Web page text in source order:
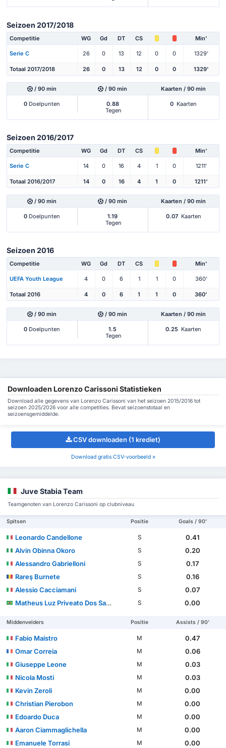
Seizoen 2017/2018
Competitie WG Gd DT CS Min'
Serie C 26 0 13 12 0 0 1329'
Totaal 2017/2018 26 0 13 12 0 0 1329'
/ 90 min / 90 min Kaarten / 90 min
0 Doelpunten
0.88
Tegen
0 Kaarten
Seizoen 2016/2017
Competitie WG Gd DT CS Min'
Serie C 14 0 16 4 1 0 1211'
Totaal 2016/2017 14 0 16 4 1 0 1211'
/ 90 min / 90 min Kaarten / 90 min
0 Doelpunten
1.19
Tegen
0.07 Kaarten
Seizoen 2016
Competitie WG Gd DT CS Min'
UEFA Youth League 4 0 6 1 1 0 360'
Totaal 2016 4 0 6 1 1 0 360'
/ 90 min / 90 min Kaarten / 90 min
0 Doelpunten
1.5
Tegen
0.25 Kaarten
Downloaden Lorenzo Carissoni Statistieken
Download alle gegevens van Lorenzo Carissoni van het seizoen 2015/2016 tot
seizoen 2025/2026 voor alle competities. Bevat seizoenstotaal en
seizoensgemiddelde.
CSV downloaden (1 krediet)
Download gratis CSV-voorbeeld »
Juve Stabia Team
Teamgenoten van Lorenzo Carissoni op clubniveau
Spitsen Positie Goals / 90'
Leonardo Candellone S
0.41
Alvin Obinna Okoro
S
0.20
Alessandro Gabrielloni
S
0.17
Rareş Burnete
S
0.16
Alessio Cacciamani
S
0.07
Matheus Luz Priveato Dos Santos
S 0.00
Middenvelders Positie Assists / 90'
Fabio Maistro M
0.47
Omar Correia
M
0.06
Giuseppe Leone
M
0.03
Nicola Mosti
M
0.03
Kevin Zeroli
M
0.00
Christian Pierobon
M
0.00
Edoardo Duca
M
0.00
Aaron Ciammaglichella
M
0.00
Emanuele Torrasi
M 0.00